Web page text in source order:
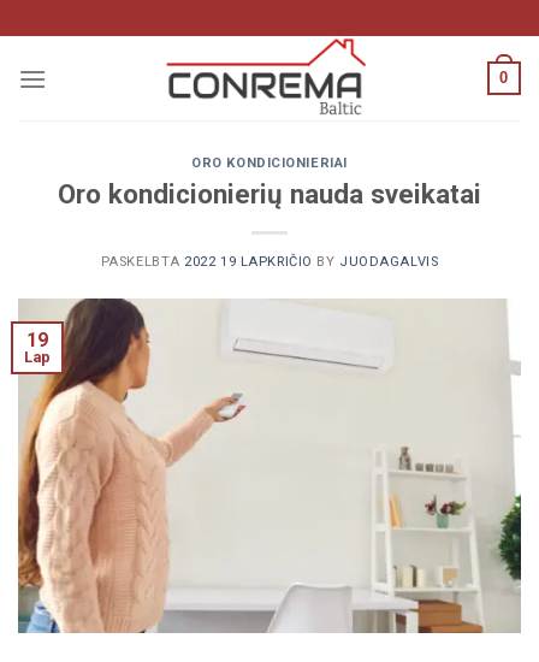
prie
turinio
0
ORO KONDICIONIERIAI
Oro kondicionierių nauda sveikatai
PASKELBTA 2022 19 LAPKRIČIO BY JUODAGALVIS
19
Lap